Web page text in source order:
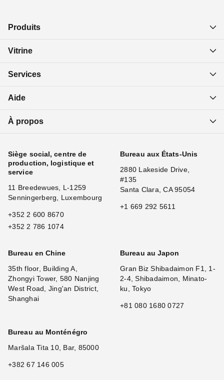
Produits
Vitrine
Services
Aide
À propos
Siège social, centre de
production, logistique et
service
11 Breedewues, L-1259
Senningerberg, Luxembourg
+352 2 600 8670
+352 2 786 1074
Bureau aux États-Unis
2880 Lakeside Drive,
#135
Santa Clara, CA 95054
+1 669 292 5611
Bureau en Chine
35th floor, Building A,
Zhongyi Tower, 580 Nanjing
West Road, Jing'an District,
Shanghai
Bureau au Japon
Gran Biz Shibadaimon F1, 1-
2-4, Shibadaimon, Minato-
ku, Tokyo
+81 080 1680 0727
Bureau au Monténégro
Maršala Tita 10, Bar, 85000
+382 67 146 005